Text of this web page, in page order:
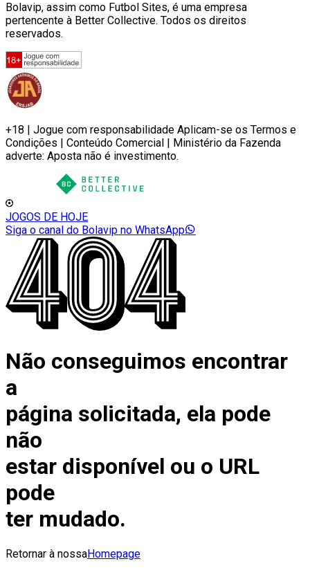
Bolavip, assim como Futbol Sites, é uma empresa
pertencente à Better Collective. Todos os direitos
reservados.
+18 | Jogue com responsabilidade Aplicam-se os Termos e
Condições | Conteúdo Comercial | Ministério da Fazenda
adverte: Aposta não é investimento.
JOGOS DE HOJE
Siga o canal do Bolavip no WhatsApp
Não conseguimos encontrar
a
página solicitada, ela pode
não
estar disponível ou o URL
pode
ter mudado.
Retornar à nossaHomepage